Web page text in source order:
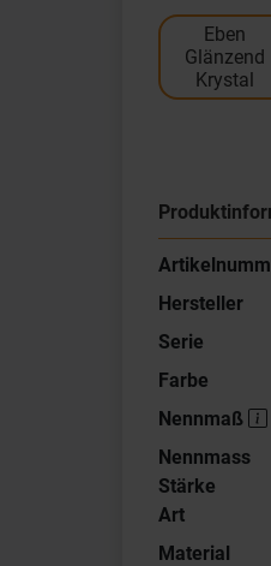
Eben
Glänzend
Krystal
Hersteller
Serie
Farbe
Nennmaß
Nennmass
Stärke
Art
Material